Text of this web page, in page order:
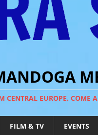
CENTRAL EUROPE.
FILM & TV EVENTS